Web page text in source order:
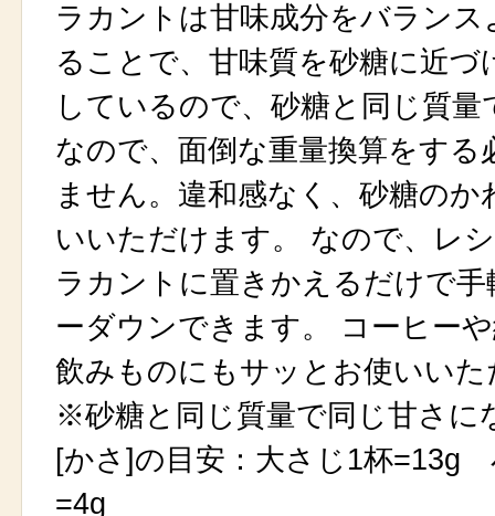
ラカントは甘味成分をバランス
ることで、甘味質を砂糖に近づ
しているので、砂糖と同じ質量
なので、面倒な重量換算をする
ません。違和感なく、砂糖のか
いいただけます。 なので、レ
ラカントに置きかえるだけで
ーダウンできます。 コーヒー
飲みものにもサッとお使いい
※砂糖と同じ質量で同じ甘さに
[かさ]の目安：大さじ1杯=13g
=4g